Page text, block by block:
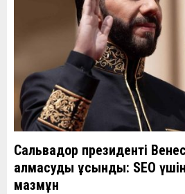
Сальвадор президенті
алмасуды ұсынды: SEO
мазмұн